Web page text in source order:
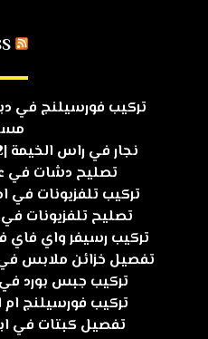
نجار في راس الخيمة |0566713352| نجار ممتاز
تصليح دشات في عجمان
تركيب تلفزيونات في ام
تصليح تلفزيونات في
تركيب رسيفر واي فاي في
تفصيل خزائن ملابس في ام
تركيب جبس بورد في عجمان
تركيب فورسيلنج ام
تفصيل كبتات في ابوظبي